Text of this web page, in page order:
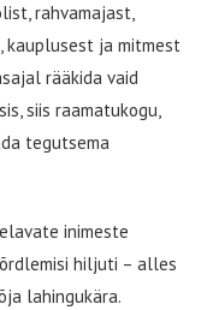
rahvamajast,
kauplusest ja mitmest
rääkida vaid
siis raamatukogu,
tegutsema
inimeste
hiljuti – alles
lahingukära.